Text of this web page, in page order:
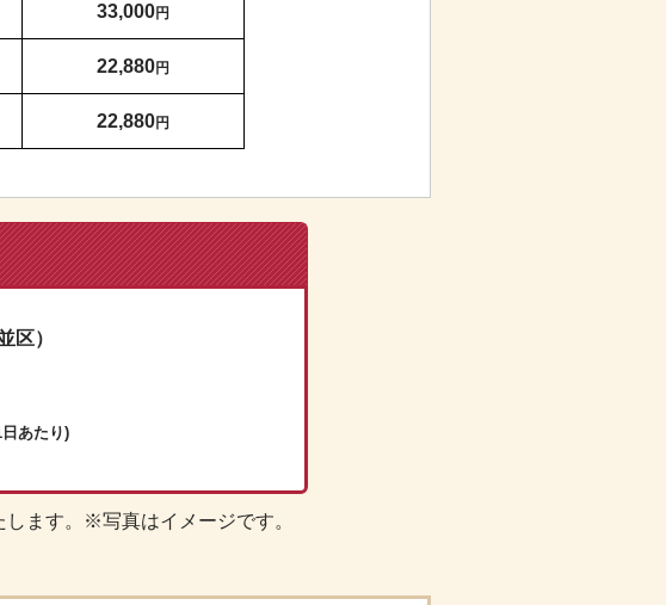
33,000円
22,880円
22,880円
区）
あたり)
ます。※写真はイメージです。